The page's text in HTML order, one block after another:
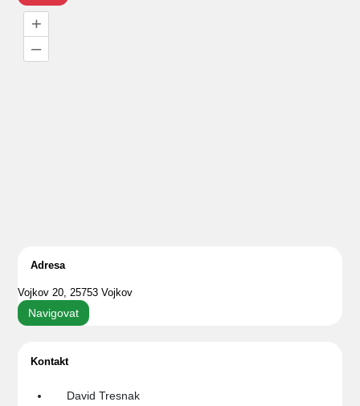
+
–
Adresa
Vojkov 20, 25753 Vojkov
Navigovat
Kontakt
David Tresnak